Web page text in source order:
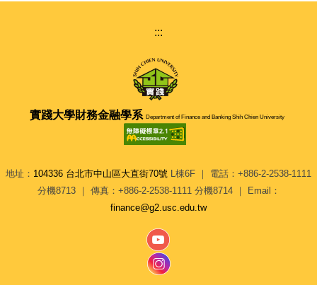
:::
實踐大學財務金融學系 Department of Finance and Banking Shih Chien University
地址： 104336 台北市中山區大直街70號 L棟6F ｜ 電話：+886-2-2538-1111
分機8713 ｜ 傳真：+886-2-2538-1111 分機8714 ｜ Email：
finance@g2.usc.edu.tw